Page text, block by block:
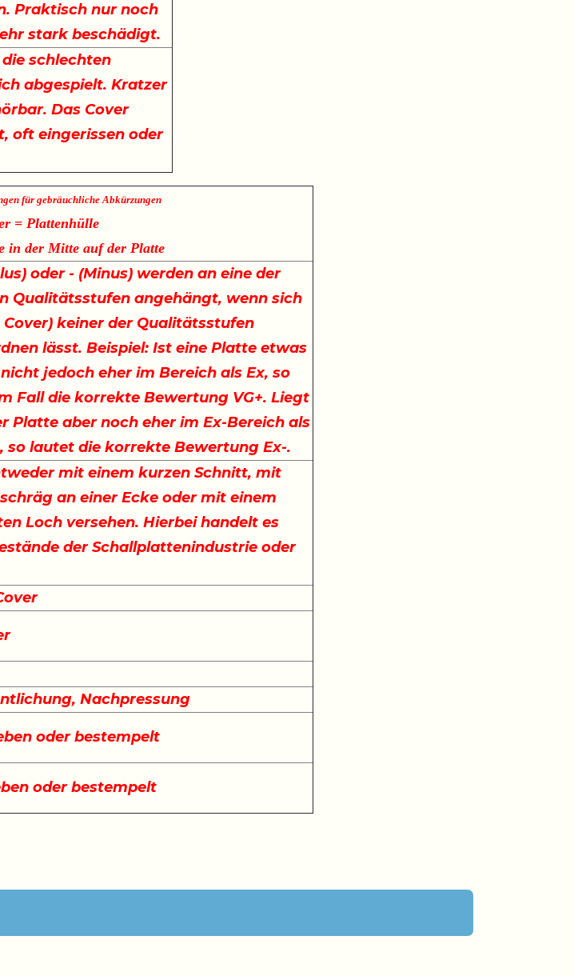
Praktisch nur noch
stark beschädigt.
schlechten
abgespielt. Kratzer
Das Cover
oft eingerissen oder
für gebräuchliche Abkürzungen
= Plattenhülle
in der Mitte auf der Platte
oder - (Minus) werden an eine der
Qualitätsstufen angehängt, wenn sich
keiner der Qualitätsstufen
lässt. Beispiel: Ist eine Platte etwas
jedoch eher im Bereich als Ex, so
Fall die korrekte Bewertung VG+. Liegt
Platte aber noch eher im Ex-Bereich als
so lautet die korrekte Bewertung Ex-.
mit einem kurzen Schnitt, mit
an einer Ecke oder mit einem
Loch versehen. Hierbei handelt es
der Schallplattenindustrie oder
Nachpressung
oder bestempelt
oder bestempelt